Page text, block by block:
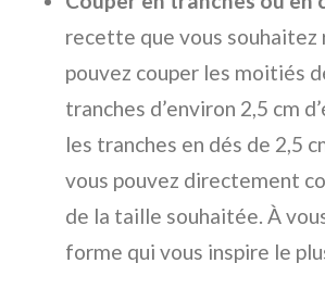
recette que vous souhaitez
pouvez couper les moitiés
tranches d’environ 2,5 cm
les tranches en dés de 2,5
vous pouvez directement
de la taille souhaitée. À
forme qui vous inspire le